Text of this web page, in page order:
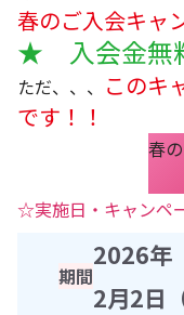
春のご入会キャ
★ 入会金無
ただ、、、 このキ
です！！
春
☆実施日・キャンペ
期間
2026年
2月2日